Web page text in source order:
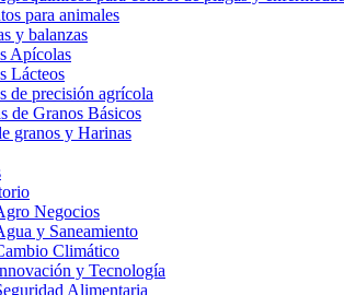
para animales
y balanzas
Apícolas
Lácteos
de precisión agrícola
de Granos Básicos
granos y Harinas
Negocios
y Saneamiento
Climático
y Tecnología
Alimentaria